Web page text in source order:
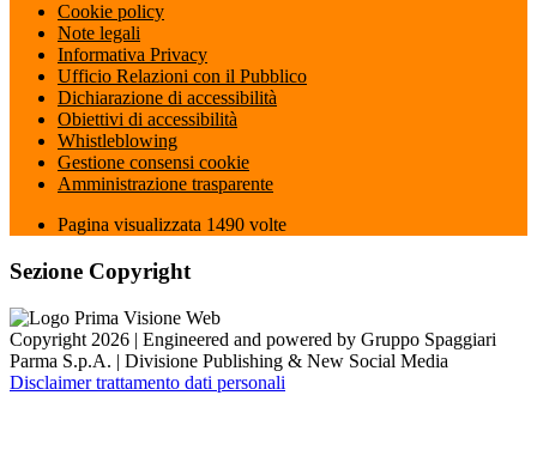
Cookie policy
Note legali
Informativa Privacy
Ufficio Relazioni con il Pubblico
Dichiarazione di accessibilità
Obiettivi di accessibilità
Whistleblowing
Gestione consensi cookie
Amministrazione trasparente
Pagina visualizzata 1490 volte
Sezione Copyright
Copyright 2026 | Engineered and powered by Gruppo Spaggiari
Parma S.p.A. | Divisione Publishing & New Social Media
Disclaimer trattamento dati personali